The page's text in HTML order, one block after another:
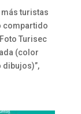
turistas
compartido
Turisec
(color
dibujos)”,